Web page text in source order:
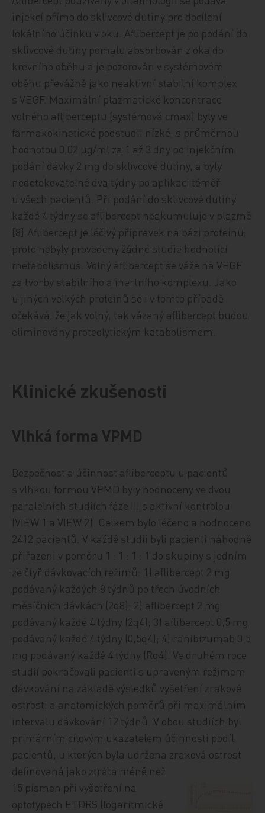
injekcí přímo do sklivcové dutiny pro docílení
lokálního účinku v oku. Aflibercept je po podání do
sklivcové dutiny pomalu absorbován z oka do
krevního oběhu a je pozorován v systémovém
oběhu převážně jako neaktivní stabilní komplex
s VEGF. Maximální plazmatické koncentrace
volného afliberceptu (systémová cmax) byly ve
farmakokinetické podstudii nízké, s průměrnou
hodnotou 0,02 µg/ml za 1 až 3 dny po injekčním
podání dávky 2 mg do sklivcové dutiny, a byly
nedetekovatelné dva týdny po aplikaci téměř
u všech pacientů. Při podání do sklivcové dutiny
každé 4 týdny se aflibercept neakumuluje v plazmě
[8].Aflibercept je léčivý přípravek na bázi proteinu,
proto nebyly provedeny žádné studie hodnotící
metabolismus. Volný aflibercept se váže na VEGF
za tvorby stabilního a inertního komplexu. Jako
u jiných velkých proteinů se i v tomto případě
očekává, že jak volný, tak vázaný aflibercept budou
eliminovány proteolytickým katabolismem.
Klinické zkušenosti
Vlhká forma VPMD
Bezpečnost a účinnost afliberceptu u pacientů
s vlhkou formou VPMD byly hodnoceny ve dvou
paralelních studiích fáze III s aktivní kontrolou
(VIEW 1 a VIEW 2). Celkem bylo léčeno a hodnoceno
2412 pacientů. V každé studii byli pacienti náhodně
přiřazeni v poměru 1 : 1 : 1 : 1 do skupiny s jedním
ze čtyř dávkovacích režimů: 1) aflibercept 2 mg
podávaný každých 8 týdnů po třech úvodních
měsíčních dávkách (2q8); 2) aflibercept 2 mg
podávaný každé 4 týdny (2q4); 3) aflibercept 0,5 mg
podávaný každé 4 týdny (0,5q4); 4) ranibizumab 0,5
mg podávaný každé 4 týdny (Rq4). Ve druhém roce
studií pokračovali pacienti s upraveným režimem
dávkování na základě výsledků vyšetření zrakové
ostrosti a anatomických poměrů při maximálním
intervalu dávkování 12 týdnů. V obou studiích byl
primárním cílovým ukazatelem účinnosti podíl
pacientů, u kterých byla udržena zraková ostrost
definovaná jako ztráta méně než
15 písmen při vyšetření na
optotypech ETDRS (logaritmické